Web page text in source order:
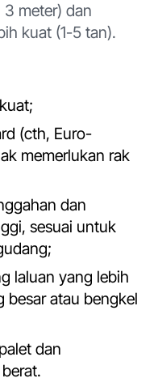
meter) dan
kuat (1-5 tan).
(cth, Euro-
memerlukan rak
dan
sesuai untuk
laluan yang lebih
besar atau bengkel
dan